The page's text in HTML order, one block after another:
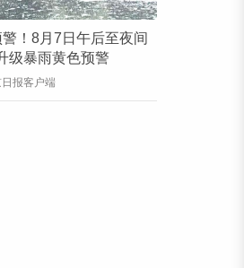
！8月7日午后至夜间
级暴雨黄色预警
报客户端